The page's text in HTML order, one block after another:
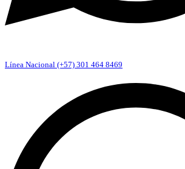
Línea Nacional (+57) 301 464 8469